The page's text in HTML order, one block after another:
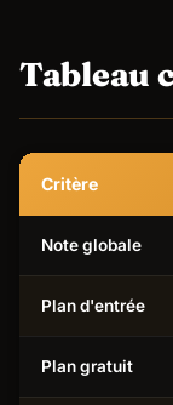
Tableau
Critère
Note globale
Plan d'entrée
Plan gratuit